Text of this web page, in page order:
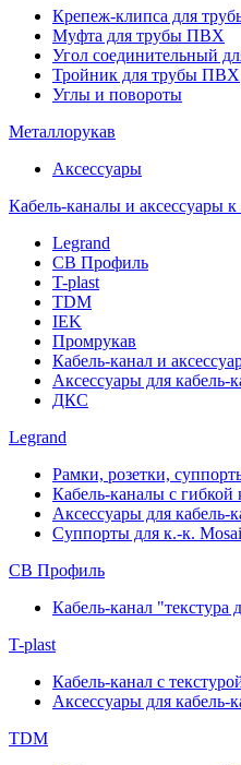
Крепеж-клипса для
Муфта для трубы ПВХ
Угол соединительный
Тройник для трубы ПВХ
Углы и повороты
Металлорукав
Аксессуары
Кабель-каналы и аксессуары
Legrand
СВ Профиль
T-plast
TDM
IEK
Промрукав
Кабель-канал и
Аксессуары для кабель-
ДКС
Legrand
Рамки, розетки,
Кабель-каналы с
Аксессуары для
Суппорты для к.-к.
СВ Профиль
Кабель-канал "текстура
T-plast
Кабель-канал с
Аксессуары для кабель-
TDM